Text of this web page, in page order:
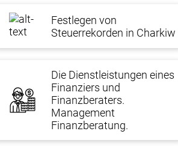
des ausländischen Gründers;
Festlegen von
Steuerrekorden in Charkiw
Die Dienstleistungen eines
Finanziers und
Finanzberaters.
Management
Finanzberatung.